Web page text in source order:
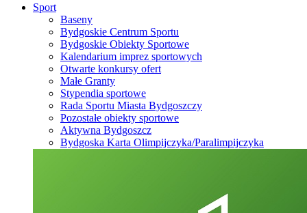
Sport
Baseny
Bydgoskie Centrum Sportu
Bydgoskie Obiekty Sportowe
Kalendarium imprez sportowych
Otwarte konkursy ofert
Małe Granty
Stypendia sportowe
Rada Sportu Miasta Bydgoszczy
Pozostałe obiekty sportowe
Aktywna Bydgoszcz
Bydgoska Karta Olimpijczyka/Paralimpijczyka